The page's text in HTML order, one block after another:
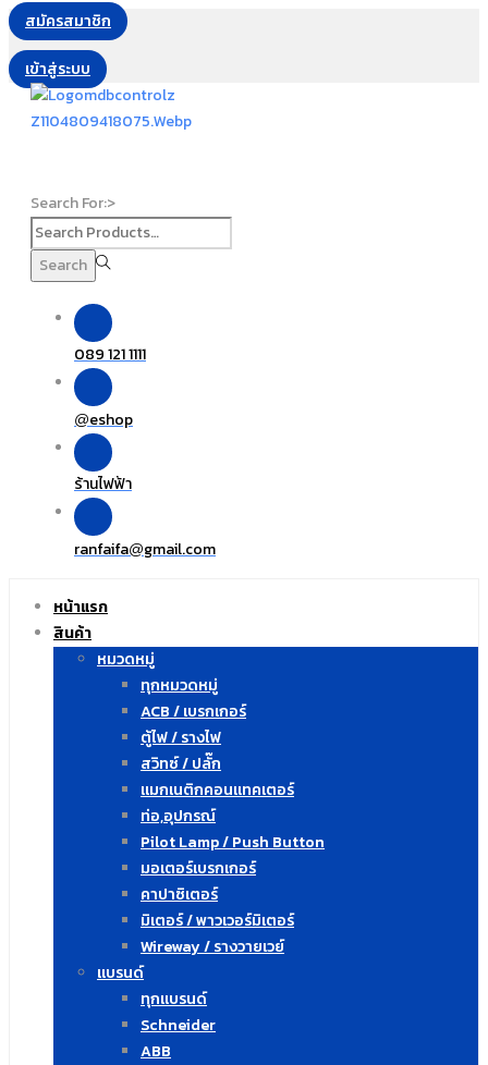
สมัครสมาชิก
เข้าสู่ระบบ
Search For:>
Search
089 121 1111
@eshop
ร้านไฟฟ้า
ranfaifa@gmail.com
หน้าแรก
สินค้า
หมวดหมู่
ทุกหมวดหมู่
ACB / เบรกเกอร์
ตู้ไฟ / รางไฟ
สวิทซ์ / ปลั๊ก
แมกเนติกคอนแทคเตอร์
ท่อ,อุปกรณ์
Pilot Lamp / Push Button
มอเตอร์เบรกเกอร์
คาปาซิเตอร์
มิเตอร์ / พาวเวอร์มิเตอร์
Wireway / รางวายเวย์
แบรนด์
ทุกแบรนด์
Schneider
ABB